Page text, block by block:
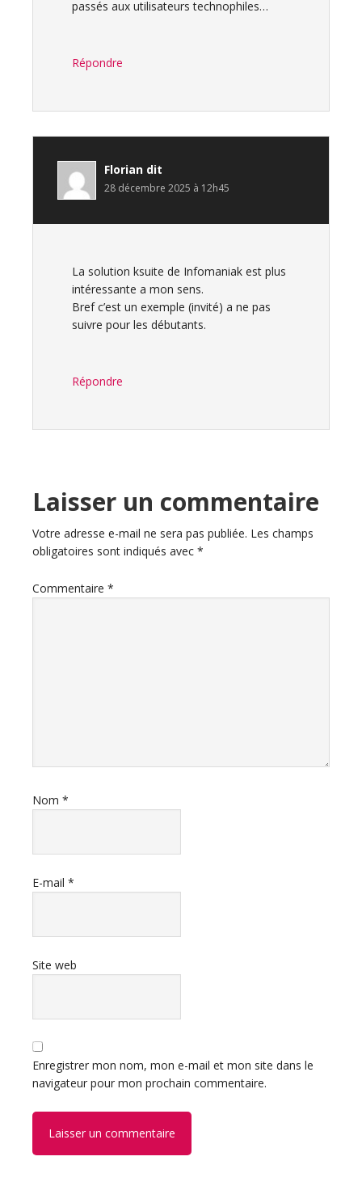
passés aux utilisateurs technophiles…
Répondre
Florian dit
28 décembre 2025 à 12h45
La solution ksuite de Infomaniak est plus
intéressante a mon sens.
Bref c’est un exemple (invité) a ne pas
suivre pour les débutants.
Répondre
Laisser un commentaire
Votre adresse e-mail ne sera pas publiée. Les champs
obligatoires sont indiqués avec *
Commentaire *
Nom *
E-mail *
Site web
Enregistrer mon nom, mon e-mail et mon site dans le
navigateur pour mon prochain commentaire.